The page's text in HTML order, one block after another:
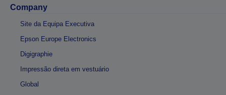
Company
Site da Equipa Executiva
Epson Europe Electronics
Digigraphie
Impressão direta em vestuário
Global